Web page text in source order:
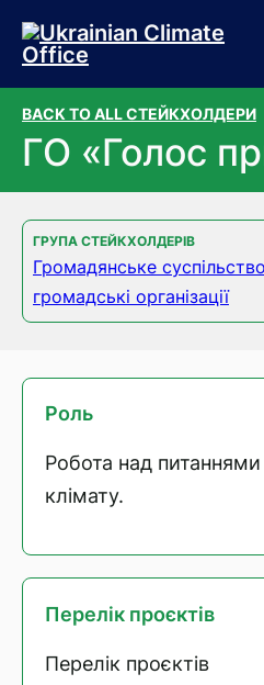
Перейти до основного
Перейти до нижньої
BACK TO ALL СТЕЙКХОЛДЕРИ
ГО «Голос
ГРУПА СТЕЙКХОЛДЕРІВ
Громадянське
громадські організації
Роль
Робота над питаннями
клімату.
Перелік проєктів
Перелік проєктів